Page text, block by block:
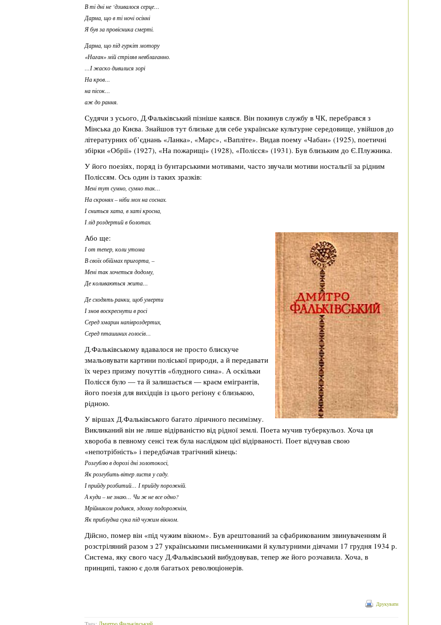
В ті дні не ‘дзивалося серце…
Дарма, що в ті ночі осінні
Я був за провісника смерті.
Дарма, що під гуркіт мотору
«Наган» мій стріляв невблаганно.
…І жаско дивилися зорі
На кров…
на пісок…
аж до рання.
Судячи з усього, Д.Фальківський пізніше каявся. Він покинув службу в ЧК, перебрався з
Мінська до Києва. Знайшов тут близьке для себе українське культурне середовище, увійшов до
літературних об’єднань «Ланка», «Марс», «Вапліте». Видав поему «Чабан» (1925), поетичні
збірки «Обрії» (1927), «На пожарищі» (1928), «Полісся» (1931). Був близьким до Є.Плужника.
У його поезіях, поряд із бунтарськими мотивами, часто звучали мотиви ностальгії за рідним
Поліссям. Ось один із таких зразків:
Мені тут сумно, сумно так…
На скронях – ніби мох на соснах.
І сниться хата, в хаті кросна,
І лід роздертий в болотах.
Або ще:
І от тепер, коли утома
В своїх обіймах пригорта, –
Мені так хочеться додому,
Де коливаються жита…
Де сходять ранки, щоб умерти
І знов воскреснути в росі
Серед хмарин напівроздертих,
Серед пташиних голосів…
Д.Фальківському вдавалося не просто блискуче
змальовувати картини поліської природи, а й передавати
їх через призму почуттів «блудного сина». А оскільки
Полісся було — та й залишається — краєм емігрантів,
його поезія для вихідців із цього регіону є близькою,
рідною.
У віршах Д.Фальківського багато ліричного песимізму.
Викликаний він не лише відірваністю від рідної землі. Поета мучив туберкульоз. Хоча ця
хвороба в певному сенсі теж була наслідком цієї відірваності. Поет відчував свою
«непотрібність» і передбачав трагічний кінець:
Розгублю в дорозі дні золотокосі,
Як розгубить вітер листя у саду.
І прийду розбитий… І прийду порожній.
А куди – не знаю… Чи ж не все одно?
Мрійником родився, здохну подорожнім,
Як приблудна сука під чужим вікном.
Дійсно, помер він «під чужим вікном». Був арештований за сфабрикованим звинуваченням й
розстріляний разом з 27 українськими письменниками й культурними діячами 17 грудня 1934 р.
Система, яку свого часу Д.Фальківський вибудовував, тепер же його розчавила. Хоча, в
принципі, такою є доля багатьох революціонерів.
Друкувати